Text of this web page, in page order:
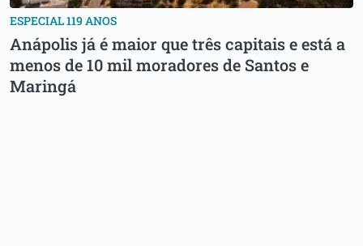
ESPECIAL 119 ANOS
Anápolis já é maior que três capitais e está a
menos de 10 mil moradores de Santos e
Maringá